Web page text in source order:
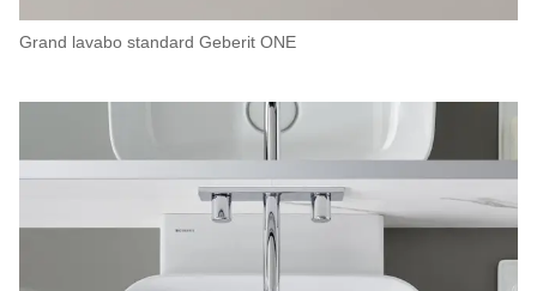
Grand lavabo standard Geberit ONE